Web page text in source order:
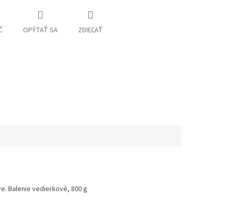
OPÝTAŤ SA ZDIEĽAŤ
Balenie vedierkové, 800 g